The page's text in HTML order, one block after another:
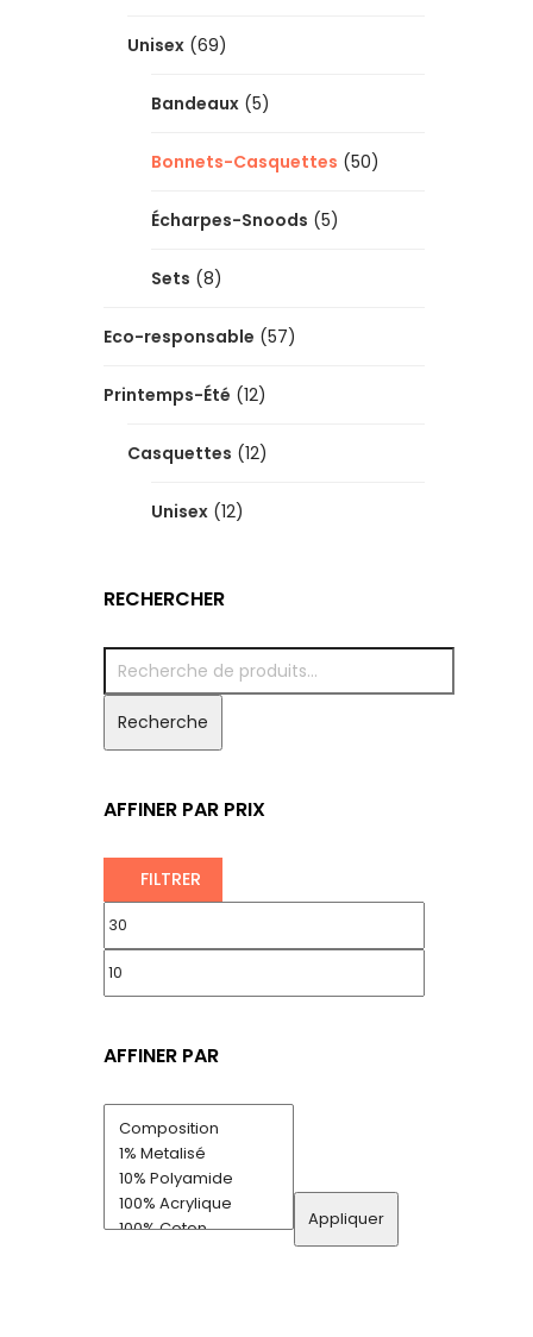
Unisex (69)
Bandeaux (5)
Bonnets-Casquettes (50)
Écharpes-Snoods (5)
Sets (8)
Eco-responsable (57)
Printemps-Été (12)
Casquettes (12)
Unisex (12)
RECHERCHER
Recherche
AFFINER PAR PRIX
FILTRER
AFFINER PAR
Appliquer